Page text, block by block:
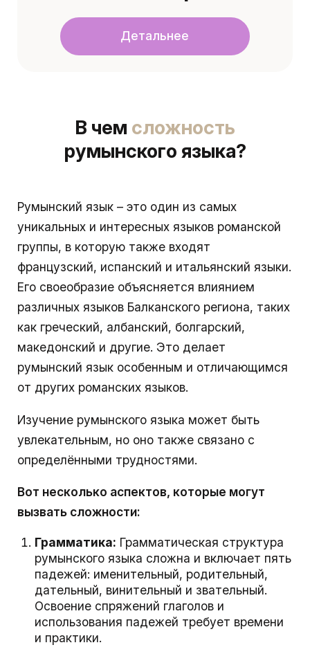
Детальнее
В чем сложность
румынского языка?
Румынский язык – это один из самых
уникальных и интересных языков романской
группы, в которую также входят
французский, испанский и итальянский языки.
Его своеобразие объясняется влиянием
различных языков Балканского региона, таких
как греческий, албанский, болгарский,
македонский и другие. Это делает
румынский язык особенным и отличающимся
от других романских языков.
Изучение румынского языка может быть
увлекательным, но оно также связано с
определёнными трудностями.
Вот несколько аспектов, которые могут
вызвать сложности:
Грамматика: Грамматическая структура
румынского языка сложна и включает пять
падежей: именительный, родительный,
дательный, винительный и звательный.
Освоение спряжений глаголов и
использования падежей требует времени
и практики.